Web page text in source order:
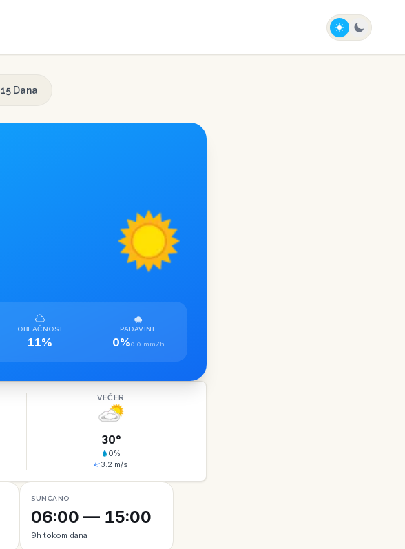
15 Dana
OBLAČNOST
11%
PADAVINE
0%0.0 mm/h
VEČER
30°
0%
3.2 m/s
SUNČANO
06:00 — 15:00
9h tokom dana